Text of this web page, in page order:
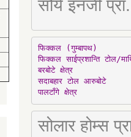
सौर्य इनर्जी
फिक्कल (गुम्बापथ)
फिक्कल साईप्रशान्ति टोल/
बरबोटे क्षेत्र
सदाबहार टोल आरुबोटे
पालटाँगे क्षेत्र
सोलार होम्स